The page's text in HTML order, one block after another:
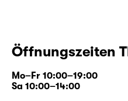
Öffnungszeiten
Mo–Fr 10:00–19:00
Sa 10:00–14:00